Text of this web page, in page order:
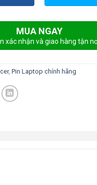
MUA NGAY
xác nhận và giao hàng tận
, Pin Laptop chính hãng